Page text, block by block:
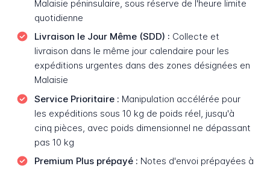
Malaisie péninsulaire, sous réserve de l'heure limite
quotidienne
Livraison le Jour Même (SDD) : Collecte et
livraison dans le même jour calendaire pour les
expéditions urgentes dans des zones désignées en
Malaisie
Service Prioritaire : Manipulation accélérée pour
les expéditions sous 10 kg de poids réel, jusqu'à
cinq pièces, avec poids dimensionnel ne dépassant
pas 10 kg
Premium Plus prépayé : Notes d'envoi prépayées à